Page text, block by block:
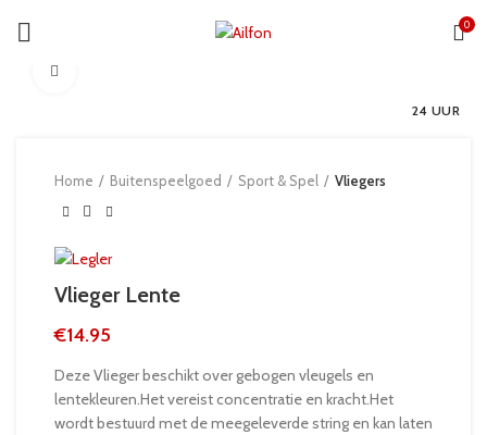
0
24 UUR
Home Buitenspeelgoed Sport & Spel Vliegers
Vlieger Lente
€14.95
Deze Vlieger beschikt over gebogen vleugels en
lentekleuren.Het vereist concentratie en kracht.Het
wordt bestuurd met de meegeleverde string en kan laten